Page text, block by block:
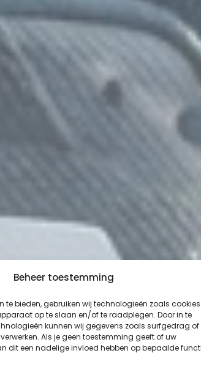
Beheer toestemming
te bieden, gebruiken wij technologieën zoals cookies
op te slaan en/of te raadplegen. Door in te
kunnen wij gegevens zoals surfgedrag of
Als je geen toestemming geeft of uw
dit een nadelige invloed hebben op bepaalde